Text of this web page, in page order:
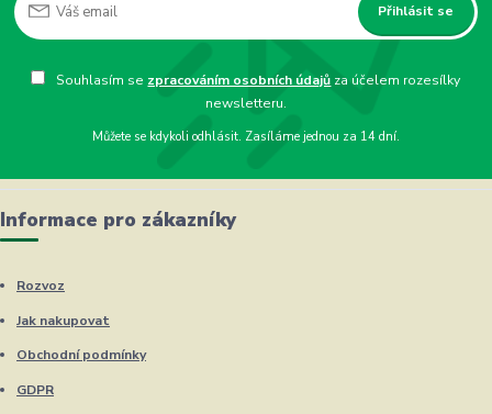
Přihlásit se
Souhlasím se zpracováním osobních údajů za účelem rozesílky
newsletteru.
Můžete se kdykoli odhlásit. Zasíláme jednou za 14 dní.
Informace pro zákazníky
Rozvoz
Jak nakupovat
Obchodní podmínky
GDPR